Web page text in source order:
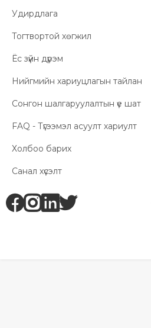
Удирдлага
Тогтвортой хөгжил
Ёс зүйн дүрэм
Нийгмийн хариуцлагын тайлан
Сонгон шалгаруулалтын үе шат
FAQ - Түгээмэл асуулт хариулт
Холбоо барих
Санал хүсэлт
fbig litw